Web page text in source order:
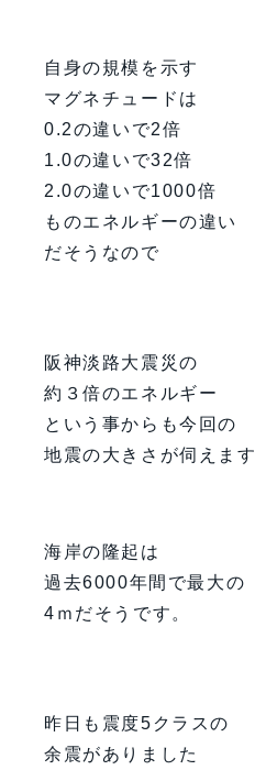
自身の規模を示す
マグネチュードは
0.2の違いで2倍
1.0の違いで32倍
2.0の違いで1000倍
ものエネルギーの違い
だそうなので
阪神淡路大震災の
約３倍のエネルギー
という事からも今回の
地震の大きさが伺えます
海岸の隆起は
過去6000年間で最大の
4ｍだそうです。
昨日も震度5クラスの
余震がありました